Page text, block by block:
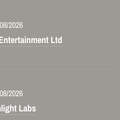
2026
Ltd
2026
Labs